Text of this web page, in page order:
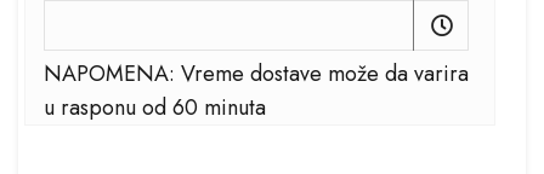
NAPOMENA: Vreme dostave može da varira
u rasponu od 60 minuta